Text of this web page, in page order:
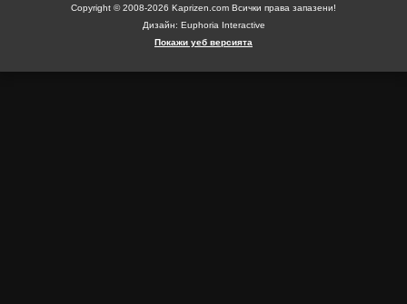
Copyright © 2008-2026 Kaprizen.com Всички права запазени!
Дизайн: Euphoria Interactive
Покажи уеб версията